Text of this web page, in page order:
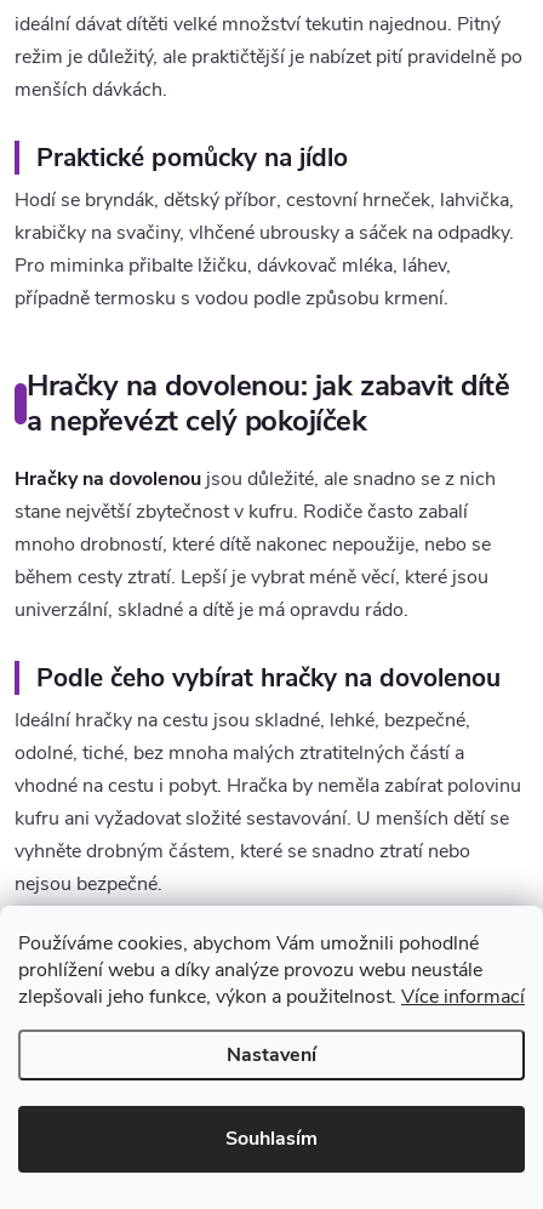
Používáme cookies, abychom Vám umožnili pohodlné
prohlížení webu a díky analýze provozu webu neustále
zlepšovali jeho funkce, výkon a použitelnost. Více informací
Nastavení
Souhlasím
ideální dávat dítěti velké množství tekutin najednou. Pitný
režim je důležitý, ale praktičtější je nabízet pití pravidelně po
menších dávkách.
Praktické pomůcky na jídlo
Hodí se bryndák, dětský příbor, cestovní hrneček, lahvička,
krabičky na svačiny, vlhčené ubrousky a sáček na odpadky.
Pro miminka přibalte lžičku, dávkovač mléka, láhev,
případně termosku s vodou podle způsobu krmení.
Hračky na dovolenou: jak zabavit dítě
a nepřevézt celý pokojíček
Hračky na dovolenou jsou důležité, ale snadno se z nich
stane největší zbytečnost v kufru. Rodiče často zabalí
mnoho drobností, které dítě nakonec nepoužije, nebo se
během cesty ztratí. Lepší je vybrat méně věcí, které jsou
univerzální, skladné a dítě je má opravdu rádo.
Podle čeho vybírat hračky na dovolenou
Ideální hračky na cestu jsou skladné, lehké, bezpečné,
odolné, tiché, bez mnoha malých ztratitelných částí a
vhodné na cestu i pobyt. Hračka by neměla zabírat polovinu
kufru ani vyžadovat složité sestavování. U menších dětí se
vyhněte drobným částem, které se snadno ztratí nebo
nejsou bezpečné.
Hračky do auta, letadla nebo vlaku
Na cestu se hodí magnetické knížky, samolepkové sešity,
omalovánky, malé figurky, plyšák, knížky, cestovní hry,
kartičky, kreslicí tabulka, interaktivní knížky a jednoduché
Pro batolata fungují obrázkové knížky, leporela, měkké